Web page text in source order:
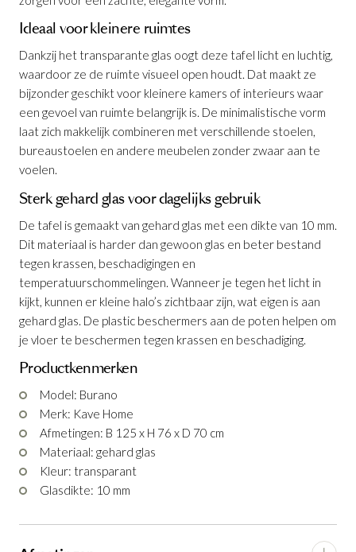
Ideaal voor kleinere ruimtes
Dankzij het transparante glas oogt deze tafel licht en luchtig,
waardoor ze de ruimte visueel open houdt. Dat maakt ze
bijzonder geschikt voor kleinere kamers of interieurs waar
een gevoel van ruimte belangrijk is. De minimalistische vorm
laat zich makkelijk combineren met verschillende stoelen,
bureaustoelen en andere meubelen zonder zwaar aan te
voelen.
Sterk gehard glas voor dagelijks gebruik
De tafel is gemaakt van gehard glas met een dikte van 10 mm.
Dit materiaal is harder dan gewoon glas en beter bestand
tegen krassen, beschadigingen en
temperatuurschommelingen. Wanneer je tegen het licht in
kijkt, kunnen er kleine halo’s zichtbaar zijn, wat eigen is aan
gehard glas. De plastic beschermers aan de poten helpen om
je vloer te beschermen tegen krassen en beschadiging.
Productkenmerken
Model: Burano
Merk: Kave Home
Afmetingen: B 125 x H 76 x D 70 cm
Materiaal: gehard glas
Kleur: transparant
Glasdikte: 10 mm
toegevoegd aan je winkelmandje
Tafel Burano Glas 125 x 70 cm
Productnummer: G16150023806
€ 419,00 incl. BTW
GA NAAR WINKELMANDJE